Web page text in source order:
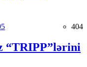
404
“TRIPP”lərini